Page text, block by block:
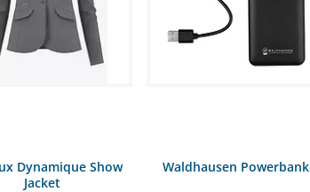
Dynamique Show
Jacket
Waldhausen Powerbank